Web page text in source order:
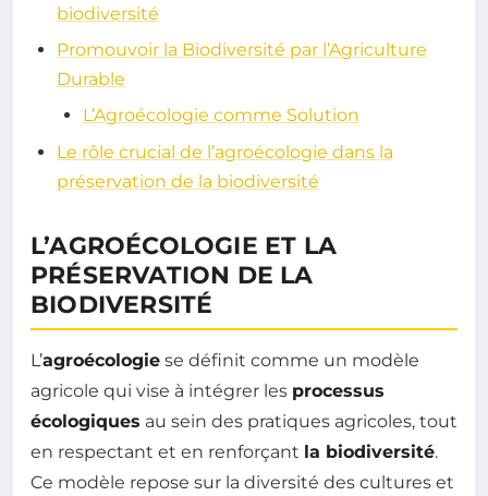
biodiversité
Promouvoir la Biodiversité par l’Agriculture
Durable
L’Agroécologie comme Solution
Le rôle crucial de l’agroécologie dans la
préservation de la biodiversité
L’AGROÉCOLOGIE ET LA
PRÉSERVATION DE LA
BIODIVERSITÉ
L’agroécologie se définit comme un modèle
agricole qui vise à intégrer les processus
écologiques au sein des pratiques agricoles, tout
en respectant et en renforçant la biodiversité.
Ce modèle repose sur la diversité des cultures et